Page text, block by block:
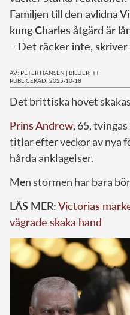
Familjen till den avlidna
kung Charles åtgärd är
– Det räcker inte,
AV: PETER HANSEN | BILDER: TT
PUBLICERAD: 2025-10-18
Det brittiska hovet
Prins Andrew, 65,
titlar efter veckor av nya
hårda anklagelser.
Men stormen har bara
LÄS MER:Victorias
vägrade skaka hand